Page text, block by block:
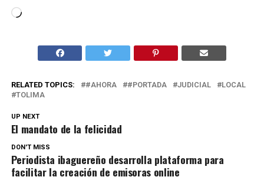
Cargando...
RELATED TOPICS: #AHORA #PORTADA JUDICIAL
LOCAL
TOLIMA
UP NEXT
El mandato de la felicidad
DON'T MISS
Periodista ibaguereño desarrolla plataforma para
facilitar la creación de emisoras online